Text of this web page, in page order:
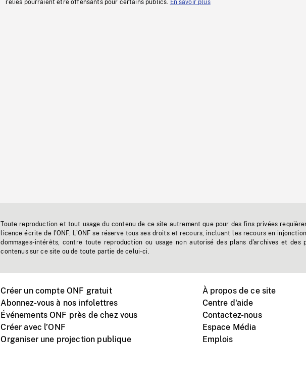
reliés pourraient être offensants pour certains publics.
En savoir plus
Toute reproduction et tout usage du contenu de ce site autrement que pour des fins privées
licence écrite de l'ONF. L'ONF se réserve tous ses droits et recours, incluant les recours en
dommages-intérêts, contre toute reproduction ou usage non autorisé des plans d'archives et des
contenus sur ce site ou de toute partie de celui-ci.
Créer un compte ONF gratuit
Abonnez-vous à nos infolettres
Événements ONF près de chez vous
Créer avec l’ONF
Organiser une projection publique
À propos de ce site
Centre d'aide
Contactez-nous
Espace Média
Emplois